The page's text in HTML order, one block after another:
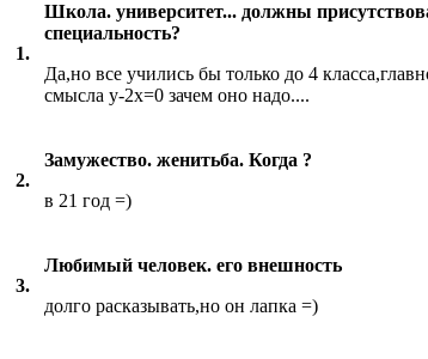
1.
Школа. университет... должны
специальность?
Да,но все учились бы только до 4
смысла у-2х=0 зачем оно надо....
2.
Замужество. женитьба. Когда ?
в 21 год =)
3.
Любимый человек. его внешность
долго расказывать,но он лапка =)